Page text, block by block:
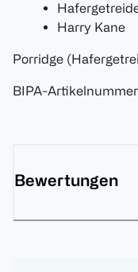
Harry Kane
Porridge
BIPA-Artikelnummer
Bewertungen